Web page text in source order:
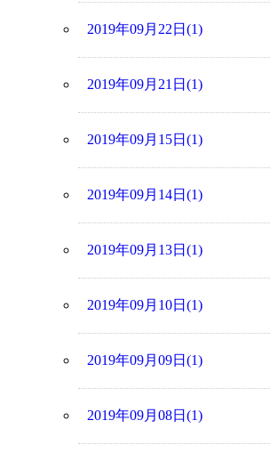
2019年09月22日(1)
2019年09月21日(1)
2019年09月15日(1)
2019年09月14日(1)
2019年09月13日(1)
2019年09月10日(1)
2019年09月09日(1)
2019年09月08日(1)